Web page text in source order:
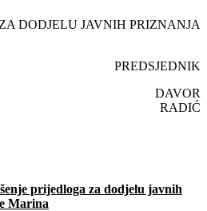
DODJELU JAVNIH PRIZNANJA
PREDSJEDNIK
RADIĆ
prijedloga za dodjelu javnih
Marina